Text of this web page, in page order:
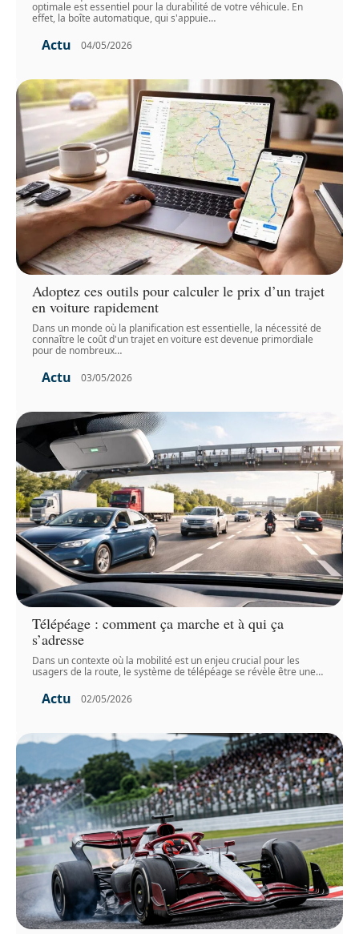
optimale est essentiel pour la durabilité de votre véhicule. En
effet, la boîte automatique, qui s'appuie…
Actu 04/05/2026
Adoptez ces outils pour calculer le prix d’un trajet
en voiture rapidement
Dans un monde où la planification est essentielle, la nécessité de
connaître le coût d'un trajet en voiture est devenue primordiale
pour de nombreux…
Actu 03/05/2026
Télépéage : comment ça marche et à qui ça
s’adresse
Dans un contexte où la mobilité est un enjeu crucial pour les
usagers de la route, le système de télépéage se révèle être une…
Actu 02/05/2026